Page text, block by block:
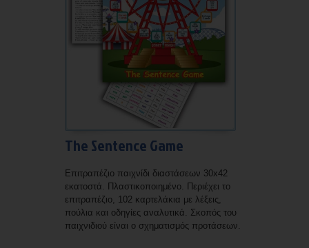
The Sentence Game
Επιτραπέζιο παιχνίδι διαστάσεων 30x42
εκατοστά. Πλαστικοποιημένο. Περιέχει το
επιτραπέζιο, 102 καρτελάκια με λέξεις,
πούλια και οδηγίες αναλυτικά. Σκοπός του
παιχνιδιού είναι ο σχηματισμός προτάσεων.